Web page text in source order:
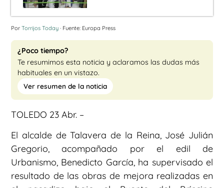
Por Torrijos Today · Fuente: Europa Press
¿Poco tiempo?
Te resumimos esta noticia y aclaramos las dudas más
habituales en un vistazo.
Ver resumen de la noticia
TOLEDO 23 Abr. –
El alcalde de Talavera de la Reina, José Julián
Gregorio, acompañado por el edil de
Urbanismo, Benedicto García, ha supervisado el
resultado de las obras de mejora realizadas en